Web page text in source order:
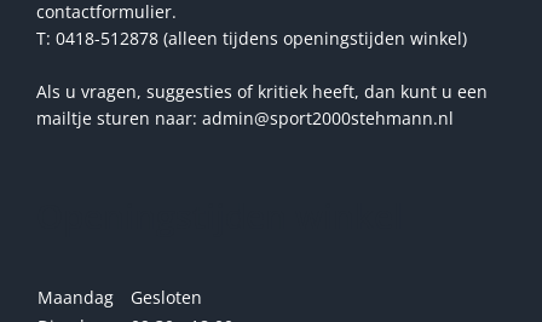
contactformulier.
T: 0418-512878 (alleen tijdens openingstijden winkel)
Als u vragen, suggesties of kritiek heeft, dan kunt u een
mailtje sturen naar: admin@sport2000stehmann.nl
Maandag
Gesloten